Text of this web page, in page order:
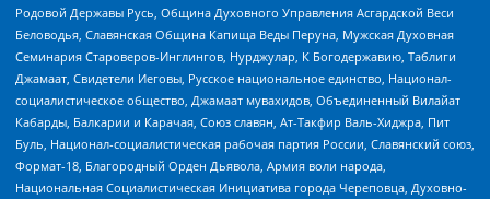
Родовой Державы Русь, Община Духовного Управления Асгардской Веси
Беловодья, Славянская Община Капища Веды Перуна, Мужская Духовная
Семинария Староверов-Инглингов, Нурджулар, К Богодержавию, Таблиги
Джамаат, Свидетели Иеговы, Русское национальное единство, Национал-
социалистическое общество, Джамаат мувахидов, Объединенный Вилайат
Кабарды, Балкарии и Карачая, Союз славян, Ат-Такфир Валь-Хиджра, Пит
Буль, Национал-социалистическая рабочая партия России, Славянский союз,
Формат-18, Благородный Орден Дьявола, Армия воли народа,
Национальная Социалистическая Инициатива города Череповца, Духовно-